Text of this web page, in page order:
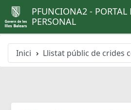
PFUNCIONA2 - PORTAL
PERSONAL
Inici Llistat públic de crides